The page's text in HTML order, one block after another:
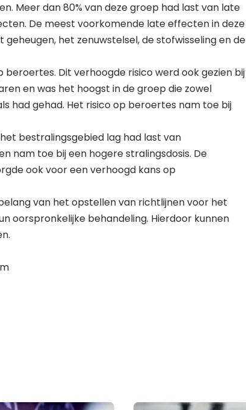
Meer dan 80% van deze groep had last van late
De meest voorkomende late effecten in deze
het zenuwstelsel, de stofwisseling en de
Dit verhoogde risico werd ook gezien bij
en was het hoogst in de groep die zowel
had gehad. Het risico op beroertes nam toe bij
bestralingsgebied lag had last van
nam toe bij een hogere stralingsdosis. De
ook voor een verhoogd kans op
van het opstellen van richtlijnen voor het
oorspronkelijke behandeling. Hierdoor kunnen